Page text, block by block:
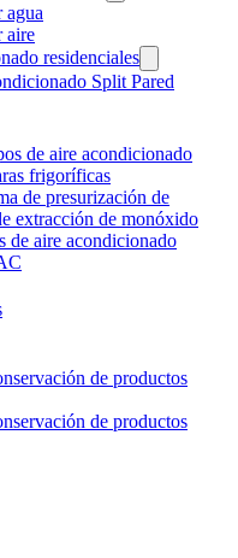
aire
residenciales
Split Pared
de aire acondicionado
frigoríficas
de presurización de
extracción de monóxido
de aire acondicionado
de productos
de productos